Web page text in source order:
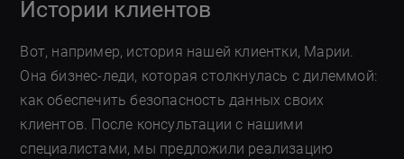
Истории клиентов
Вот, например, история нашей клиентки, Марии.
Она бизнес-леди, которая столкнулась с дилеммой:
как обеспечить безопасность данных своих
клиентов. После консультации с нашими
специалистами, мы предложили реализацию